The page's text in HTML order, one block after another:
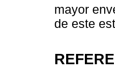
mayor
de este